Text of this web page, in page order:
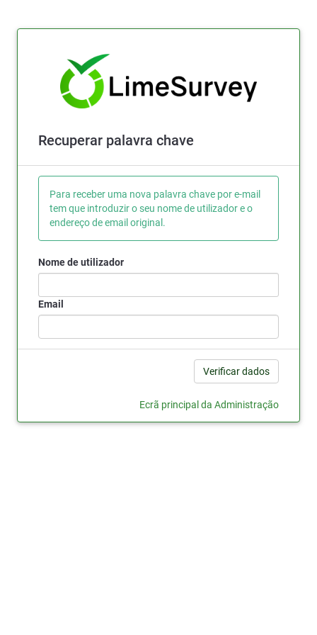
Recuperar palavra chave
Para receber uma nova palavra chave por e-mail
tem que introduzir o seu nome de utilizador e o
endereço de email original.
Nome de utilizador
Email
Ecrã principal da Administração